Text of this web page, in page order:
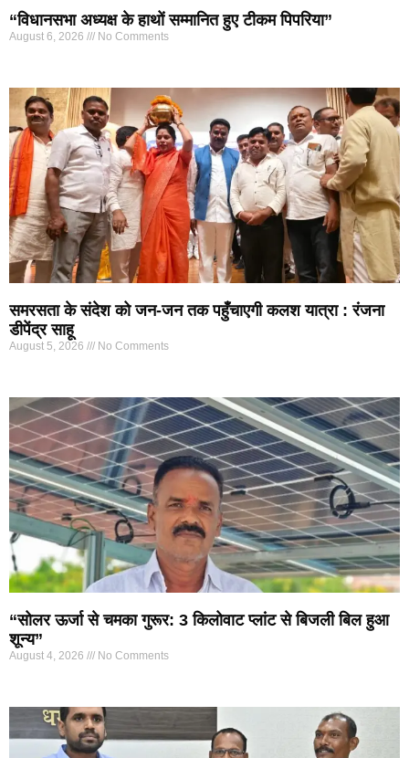
“विधानसभा अध्यक्ष के हाथों सम्मानित हुए टीकम पिपरिया”
August 6, 2026 No Comments
समरसता के संदेश को जन-जन तक पहुँचाएगी कलश यात्रा : रंजना
डीपेंद्र साहू
August 5, 2026 No Comments
“सोलर ऊर्जा से चमका गुरूर: 3 किलोवाट प्लांट से बिजली बिल हुआ
शून्य”
August 4, 2026 No Comments